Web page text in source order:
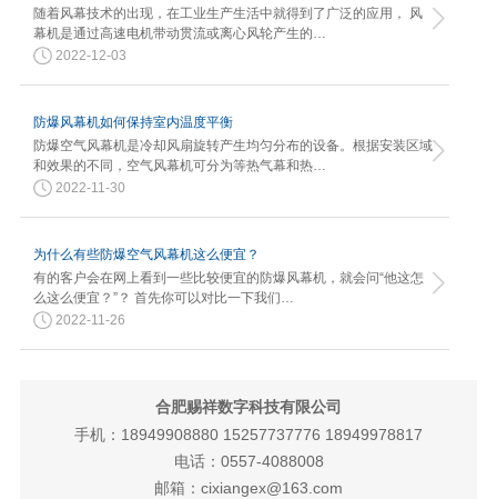
随着风幕技术的出现，在工业生产生活中就得到了广泛的应用， 风
幕机是通过高速电机带动贯流或离心风轮产生的…
2022-12-03
防爆风幕机如何保持室内温度平衡
防爆空气风幕机是冷却风扇旋转产生均匀分布的设备。根据安装区域
和效果的不同，空气风幕机可分为等热气幕和热…
2022-11-30
为什么有些防爆空气风幕机这么便宜？
有的客户会在网上看到一些比较便宜的防爆风幕机，就会问“他这怎
么这么便宜？”？ 首先你可以对比一下我们…
2022-11-26
合肥赐祥数字科技有限公司
手机：18949908880 15257737776 18949978817
电话：0557-4088008
邮箱：cixiangex@163.com